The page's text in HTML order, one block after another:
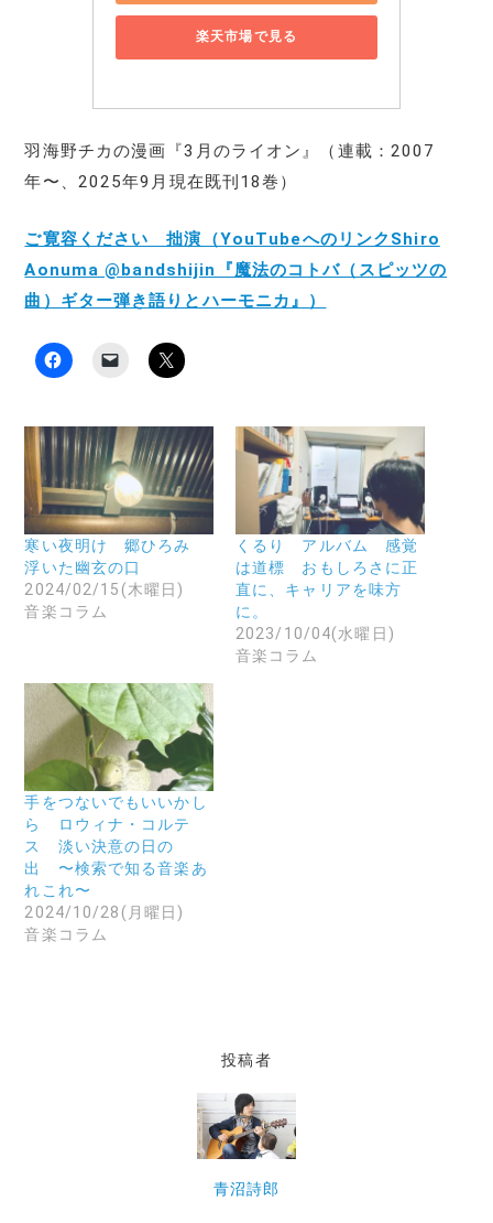
楽天市場で見る
羽海野チカの漫画『3月のライオン』（連載：2007
年〜、2025年9月現在既刊18巻）
ご寛容ください 拙演（YouTubeへのリンクShiro
Aonuma @bandshijin『魔法のコトバ（スピッツの
曲）ギター弾き語りとハーモニカ』）
F
a
o
o
k
で
共
有
す
る
に
は
ク
リ
ッ
ク
さ
い
(
新
い
ウ
ィ
ン
ド
ウ
で
開
き
ま
す
)
て
友
達
に
メ
ー
ル
で
リ
ン
ク
を
送
ウ
ィ
ン
ド
ウ
で
開
き
ま
す
)
ク
リ
て
X
で
共
有
(
新
し
い
ウ
ン
ド
す
寒い夜明け 郷ひろみ
浮いた幽玄の口
2024/02/15(木曜日)
音楽コラム
くるり アルバム 感覚
は道標 おもしろさに正
直に、キャリアを味方
に。
2023/10/04(水曜日)
音楽コラム
手をつないでもいいかし
ら ロウィナ・コルテ
ス 淡い決意の日の
出 〜検索で知る音楽あ
れこれ〜
2024/10/28(月曜日)
音楽コラム
投稿者
青沼詩郎